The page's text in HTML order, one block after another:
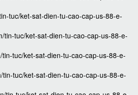
tuc/ket-sat-dien-tu-cao-cap-us-88-e-
tin-tuc/ket-sat-dien-tu-cao-cap-us-88-e-
tuc/ket-sat-dien-tu-cao-cap-us-88-e-
tin-tuc/ket-sat-dien-tu-cao-cap-us-88-e-